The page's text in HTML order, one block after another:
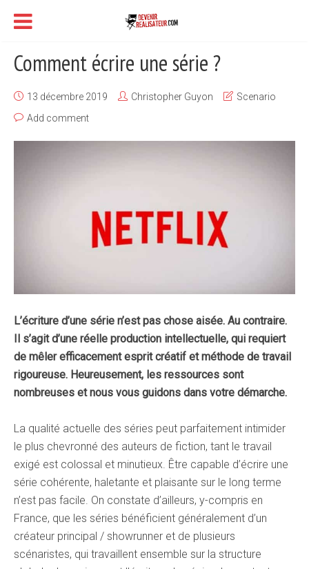
Comment écrire une série ?
13 décembre 2019 Christopher Guyon
Scenario
Add comment
L’écriture d’une série n’est pas chose aisée. Au contraire.
Il s’agit d’une réelle production intellectuelle, qui requiert
de mêler efficacement esprit créatif et méthode de travail
rigoureuse. Heureusement, les ressources sont
nombreuses et nous vous guidons dans votre démarche.
La qualité actuelle des séries peut parfaitement intimider
le plus chevronné des auteurs de fiction, tant le travail
exigé est colossal et minutieux. Être capable d’écrire une
série cohérente, haletante et plaisante sur le long terme
n’est pas facile. On constate d’ailleurs, y-compris en
France, que les séries bénéficient généralement d’un
créateur principal / showrunner et de plusieurs
scénaristes, qui travaillent ensemble sur la structure